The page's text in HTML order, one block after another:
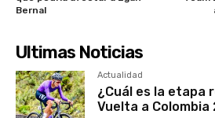
Bernal
Ultimas Noticias
Actualidad
¿Cuál es la etapa
Vuelta a Colombia